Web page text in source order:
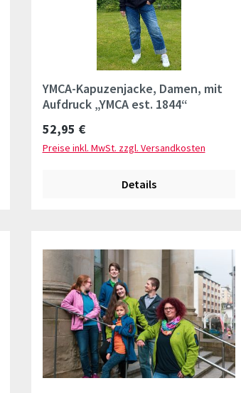
YMCA-Kapuzenjacke, Damen, mit
Aufdruck „YMCA est. 1844“
Regulärer Preis:
52,95 €
Preise inkl. MwSt. zzgl. Versandkosten
Details